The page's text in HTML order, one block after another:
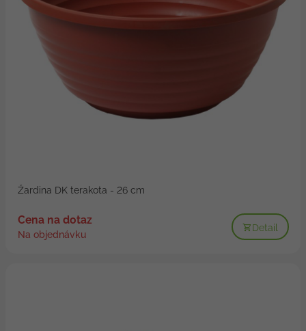
Žardina DK terakota - 26 cm
Cena na dotaz
Na objednávku
Detail